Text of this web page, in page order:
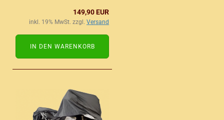
149,90 EUR
inkl. 19% MwSt. zzgl. Versand
IN DEN WARENKORB